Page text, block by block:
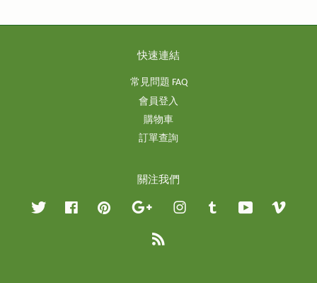
快速連結
常見問題 FAQ
會員登入
購物車
訂單查詢
關注我們
Twitter Facebook Pinterest Google InstagramTumblr YouTube